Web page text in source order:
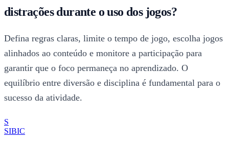
distrações durante o uso dos jogos?
Defina regras claras, limite o tempo de jogo, escolha jogos
alinhados ao conteúdo e monitore a participação para
garantir que o foco permaneça no aprendizado. O
equilíbrio entre diversão e disciplina é fundamental para o
sucesso da atividade.
S
SIBIC